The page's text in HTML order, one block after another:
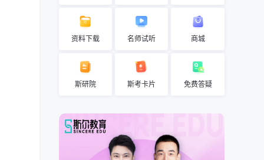
资料下载 名师试听 商城
斯研院 斯考卡片 免费答疑